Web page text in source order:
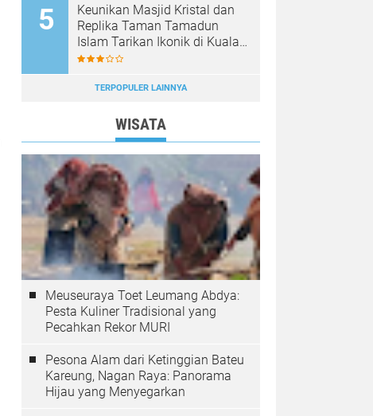
Keunikan Masjid Kristal dan
Replika Taman Tamadun
Islam Tarikan Ikonik di Kuala
Terengganu, Malaysia
TERPOPULER LAINNYA
WISATA
Meuseuraya Toet Leumang Abdya:
Pesta Kuliner Tradisional yang
Pecahkan Rekor MURI
Pesona Alam dari Ketinggian Bateu
Kareung, Nagan Raya: Panorama
Hijau yang Menyegarkan